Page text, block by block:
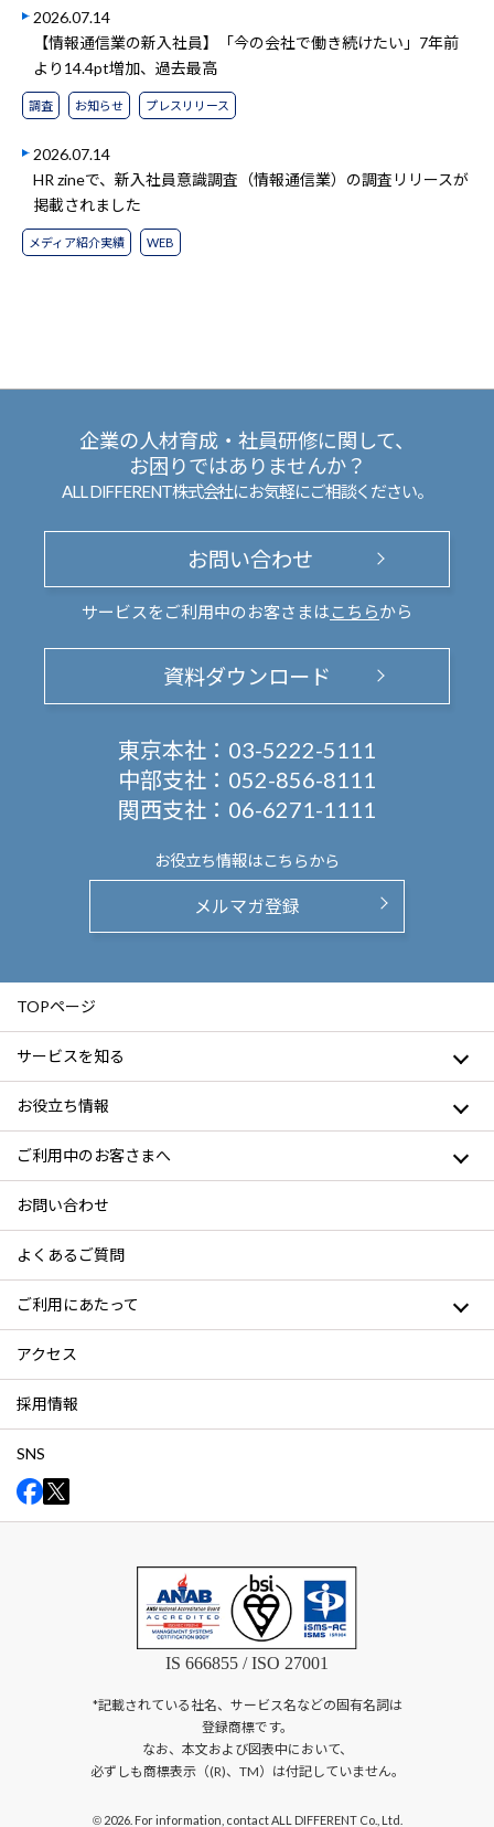
2026.07.14
【情報通信業の新入社員】「今の会社で働き続けたい」7年前
より14.4pt増加、過去最高
調査 お知らせ プレスリリース
2026.07.14
HR zineで、新入社員意識調査（情報通信業）の調査リリースが
掲載されました
メディア紹介実績 WEB
企業の人材育成・社員研修に関して、
お困りではありませんか？
ALL DIFFERENT株式会社にお気軽にご相談ください。
お問い合わせ
サービスをご利用中のお客さまは こちらから
資料ダウンロード
東京本社： 03-5222-5111
中部支社： 052-856-8111
関西支社： 06-6271-1111
お役立ち情報はこちらから
メルマガ登録
TOPページ
サービスを知る
お役立ち情報
ご利用中のお客さまへ
お問い合わせ
よくあるご質問
ご利用にあたって
アクセス
採用情報
SNS
IS 666855 / ISO 27001
*記載されている社名、サービス名などの固有名詞は
登録商標です。
なお、本文および図表中において、
必ずしも商標表示（(R)、TM）は付記していません。
©2026. For information, contact ALL DIFFERENT Co., Ltd.